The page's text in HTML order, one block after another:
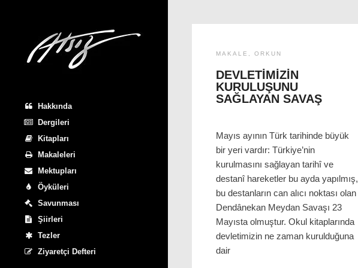
Hakkında
Dergileri
Kitapları
Makaleleri
Mektupları
Öyküleri
Savunması
Şiirleri
Tezler
Ziyaretçi Defteri
MAKALE ORKUN
DEVLETIMIZIN
KURULUŞUNU
SAĞLAYAN SAVAŞ
Mayıs ayının Türk tarihinde büyük
bir yeri vardır: Türkiye’nin
kurulmasını sağlayan tarihî ve
destanî hareketler bu ayda yapılmış,
bu destanların can alıcı noktası olan
Dendânekan Meydan Savaşı 23
Mayısta olmuştur. Okul kitaplarında
devletimizin ne zaman kurulduğuna
dair